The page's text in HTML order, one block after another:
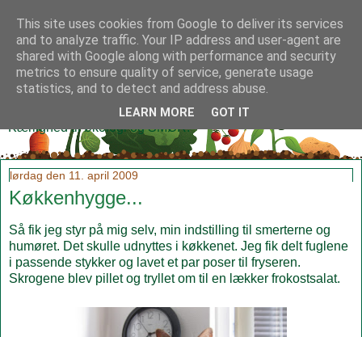
Klidmoster.dk
Kærlighed til økologi og SMØR!
lørdag den 11. april 2009
Køkkenhygge...
Så fik jeg styr på mig selv, min indstilling til smerterne og
humøret. Det skulle udnyttes i køkkenet. Jeg fik delt fuglene
i passende stykker og lavet et par poser til fryseren.
Skrogene blev pillet og tryllet om til en lækker frokostsalat.
This site uses cookies from Google to deliver its services
and to analyze traffic. Your IP address and user-agent are
shared with Google along with performance and security
metrics to ensure quality of service, generate usage
statistics, and to detect and address abuse.
LEARN MORE GOT IT